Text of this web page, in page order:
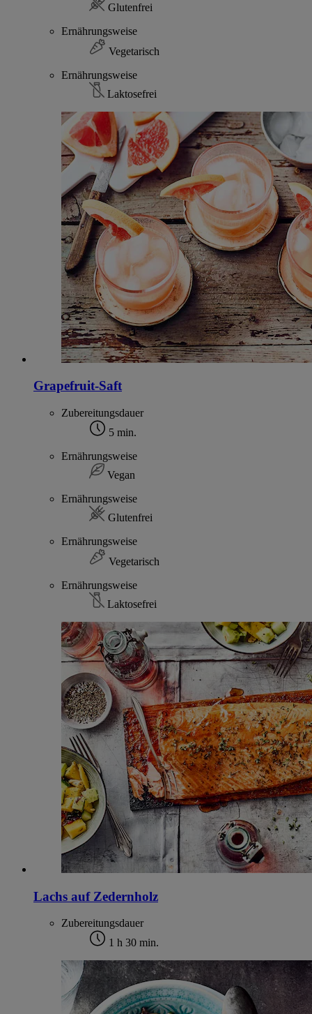
Glutenfrei
Ernährungsweise
Vegetarisch
Ernährungsweise
Laktosefrei
Grapefruit-Saft
Zubereitungsdauer
5 min.
Ernährungsweise
Vegan
Ernährungsweise
Glutenfrei
Ernährungsweise
Vegetarisch
Ernährungsweise
Laktosefrei
Lachs auf Zedernholz
Zubereitungsdauer
1 h 30 min.